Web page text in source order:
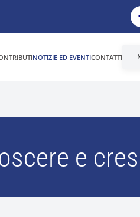
NOTIZIE ED EVENTICONTATTI
e